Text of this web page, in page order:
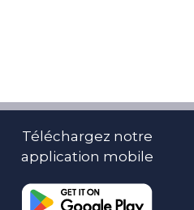
Téléchargez notre
application mobile